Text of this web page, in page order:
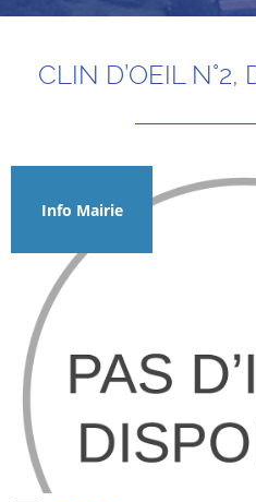
CLIN D’OEIL N°2,
Info Mairie